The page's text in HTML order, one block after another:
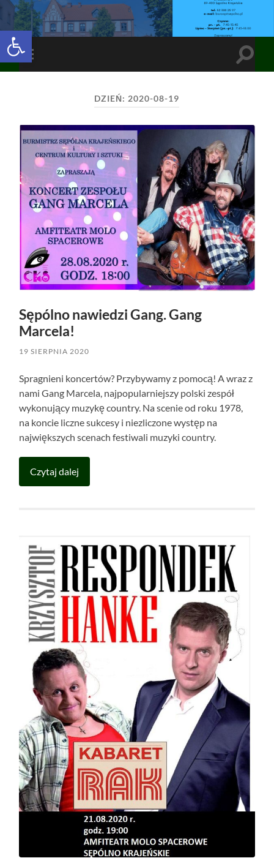
Open toolbar
Toggle
mobile
Toggle
DZIEŃ: 2020-08-19
Sępólno nawiedzi Gang. Gang
Marcela!
19 SIERPNIA 2020
Spragnieni koncertów? Przybywamy z pomocą! A wraz z
nami Gang Marcela, najpopularniejszy polski zespół
wykonujący muzykę country. Na scenie od roku 1978,
na koncie liczne sukcesy i niezliczone występ na
największych scenach festiwali muzyki country.
Czytaj dalej